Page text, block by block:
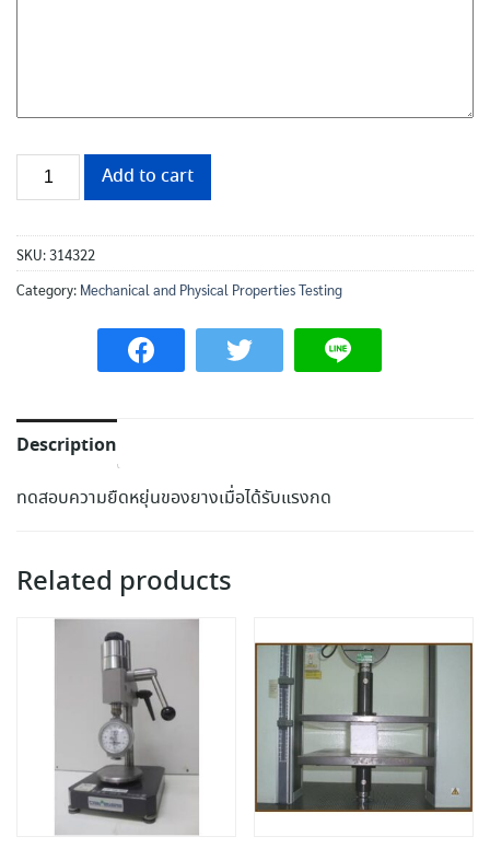
Add to cart
SKU:314322
Category: Mechanical and Physical Properties Testing
Description
ทดสอบความยืดหยุ่นของยางเมื่อได้รับแรงกด
Related products